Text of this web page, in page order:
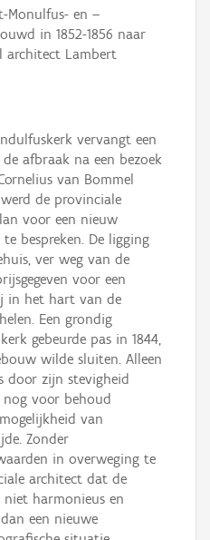
Monulfus- en –
in 1852-1856 naar
architect Lambert
vervangt een
afbraak na een bezoek
van Bommel
de provinciale
voor een nieuw
bespreken. De ligging
ver weg van de
voor een
in het hart van de
Een grondig
gebeurde pas in 1844,
wilde sluiten. Alleen
door zijn stevigheid
nog voor behoud
van
Zonder
in overweging te
architect dat de
harmonieus en
een nieuwe